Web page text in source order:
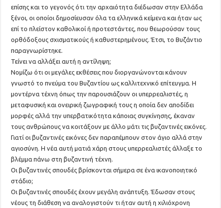
επίσης και το γεγονός ότι την αρχαιότητα διέδωσαν στην Ελλάδα
ξένοι, οι οποίοι δημοσίευσαν όλα τα ελληνικά κείμενα και ήταν ως
επί το πλείστον καθολικοί ή προτεστάντες, που θεωρούσαν τους
ορθόδοξους σχισματικούς ή καθυστερημένους. Έτσι, το Βυζάντιο
παραγνωρίστηκε.
Τείνει να αλλάξει αυτή η αντίληψη;
Νομίζω ότι οι μεγάλες εκθέσεις που διοργανώνονται κάνουν
γνωστό το πνεύμα του Βυζαντίου ως καλλιτεχνικό επίτευγμα. Η
μοντέρνα τέχνη όπως την παρουσιάζουν οι υπερρεαλιστές, η
μεταφυσική και ονειρική ζωγραφική τους η οποία δεν αποδίδει
μορφές αλλά την υπερβατικότητα κάποιας συγκίνησης, έκαναν
τους ανθρώπους να κοιτάξουν με άλλο μάτι τις βυζαντινές εικόνες.
Γιατί οι βυζαντινές εικόνες δεν παραπέμπουν στον άγιο αλλά στην
αγιοσύνη. Η νέα αυτή ματιά χάρη στους υπερρεαλιστές άλλαξε το
βλέμμα πάνω στη βυζαντινή τέχνη.
Οι βυζαντινές σπουδές βρίσκονται σήμερα σε ένα ικανοποιητικό
στάδιο;
Οι βυζαντινές σπουδές έχουν μεγάλη ανάπτυξη. Έδωσαν στους
νέους τη διάθεση να αναλογιστούν τι ήταν αυτή η χιλιόχρονη